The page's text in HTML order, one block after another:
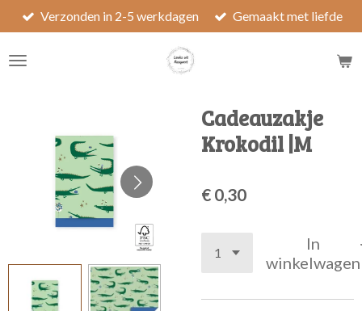
Ga
direct
naar
Verzonden in 2-5 werkdagen Gemaakt met liefde
Cadeauzakje
Krokodil |M
€ 0,30
In
winkelwagen